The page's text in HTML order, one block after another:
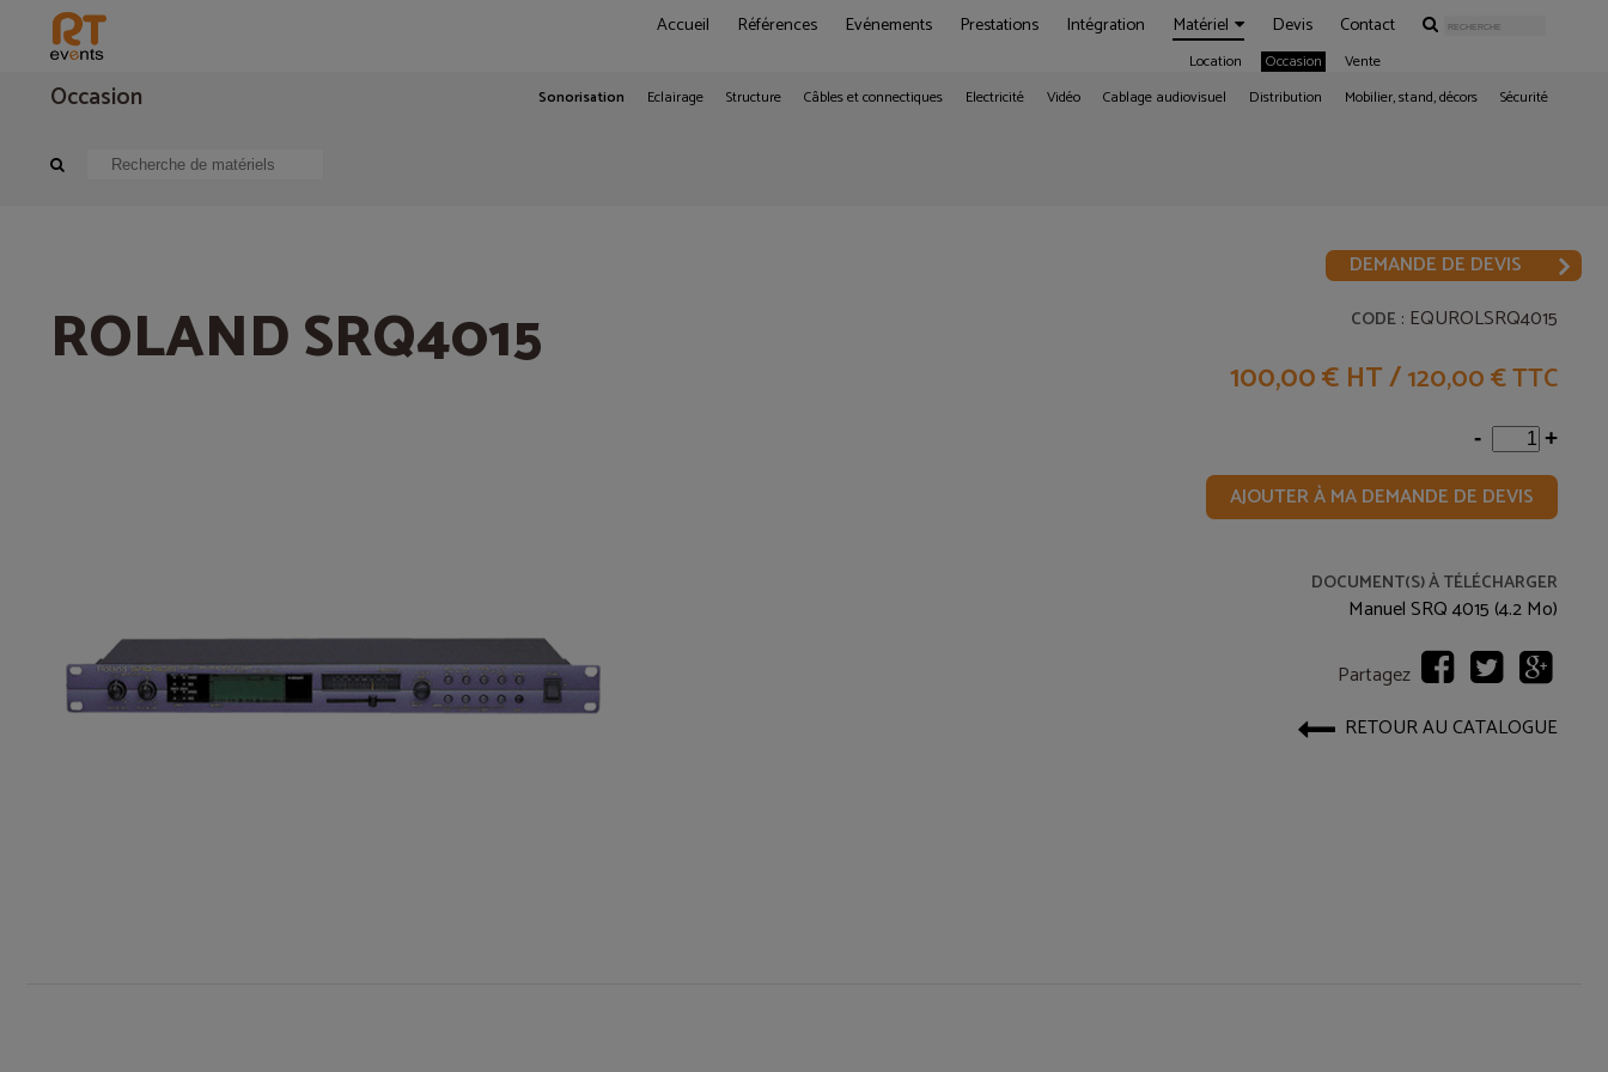
Accueil Références Evénements Prestations Intégration Matériel
Location Occasion Vente
Devis Contact
Occasion Sonorisation Eclairage Structure Câbles et connectiques Electricité Vidéo Cablage audiovisuel Distribution Mobilier, stand, décors Sécurité
Sonorisation Périphérique audio
DEMANDE DE DEVIS
ROLAND SRQ4015 CODE : EQUROLSRQ4015
100,00 € HT/120,00 € TTC
- +
AJOUTER À MA DEMANDE DE DEVIS
DOCUMENT(S) À TÉLÉCHARGER
Manuel SRQ 4015 (4.2 Mo)
Partagez
RETOUR AU CATALOGUE